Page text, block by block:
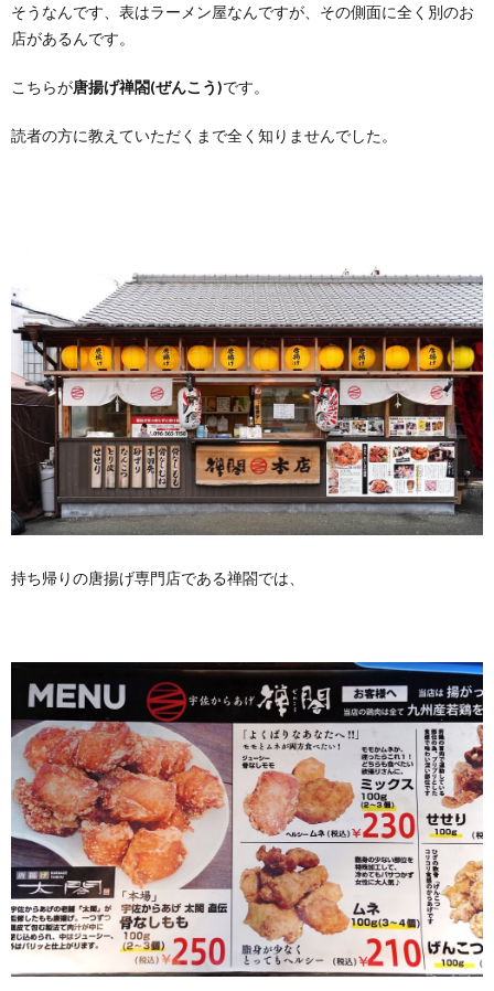
そうなんです、表はラーメン屋なんですが、その側面に全く別のお
店があるんです。
こちらが唐揚げ禅閤(ぜんこう)です。
読者の方に教えていただくまで全く知りませんでした。
持ち帰りの唐揚げ専門店である禅閤では、